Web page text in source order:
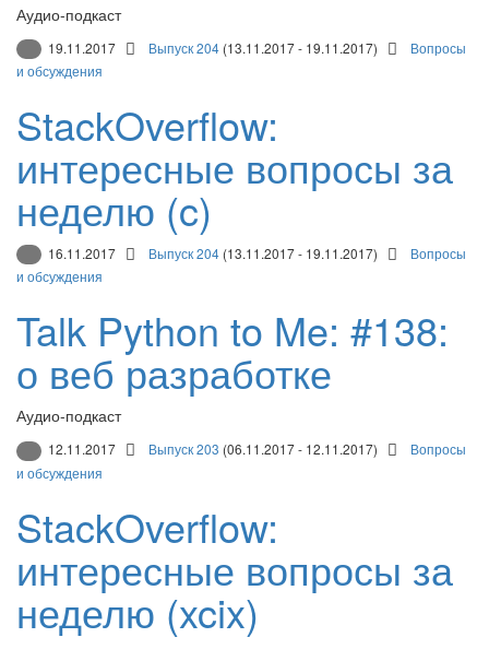
Аудио-подкаст
19.11.2017 Выпуск 204 (13.11.2017 - 19.11.2017)
Вопросы
и обсуждения
StackOverflow:
интересные вопросы за
неделю (c)
16.11.2017 Выпуск 204 (13.11.2017 - 19.11.2017)
Вопросы
и обсуждения
Talk Python to Me: #138:
о веб разработке
Аудио-подкаст
12.11.2017 Выпуск 203 (06.11.2017 - 12.11.2017)
Вопросы
и обсуждения
StackOverflow:
интересные вопросы за
неделю (xcix)